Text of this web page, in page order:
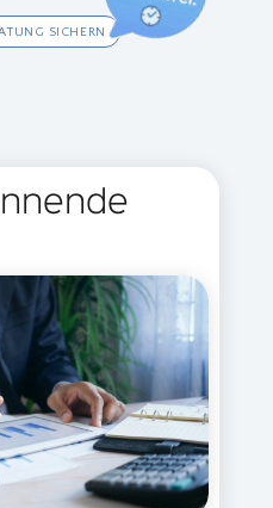
SICHERN